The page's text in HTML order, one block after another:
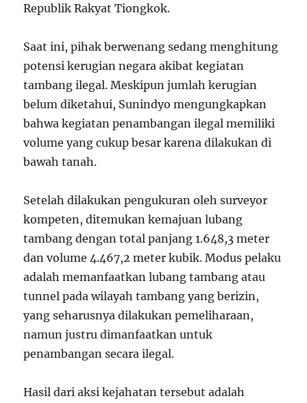
Republik Rakyat Tiongkok.
Saat ini, pihak berwenang sedang menghitung
potensi kerugian negara akibat kegiatan
tambang ilegal. Meskipun jumlah kerugian
belum diketahui, Sunindyo mengungkapkan
bahwa kegiatan penambangan ilegal memiliki
volume yang cukup besar karena dilakukan di
bawah tanah.
Setelah dilakukan pengukuran oleh surveyor
kompeten, ditemukan kemajuan lubang
tambang dengan total panjang 1.648,3 meter
dan volume 4.467,2 meter kubik. Modus pelaku
adalah memanfaatkan lubang tambang atau
tunnel pada wilayah tambang yang berizin,
yang seharusnya dilakukan pemeliharaan,
namun justru dimanfaatkan untuk
penambangan secara ilegal.
Hasil dari aksi kejahatan tersebut adalah